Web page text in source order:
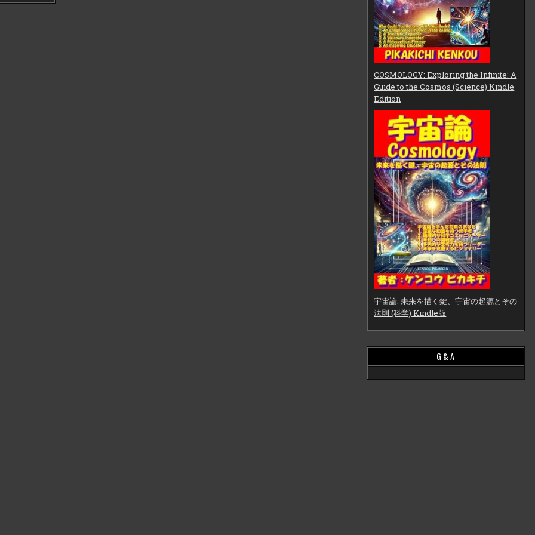
COSMOLOGY: Exploring the Infinite: A
Guide to the Cosmos (Science) Kindle
Edition
宇宙論: 未来を描く鍵、宇宙の起源とその
法則 (科学) Kindle版
G & A